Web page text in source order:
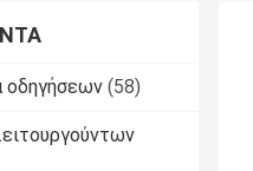
οδηγήσεων (58)